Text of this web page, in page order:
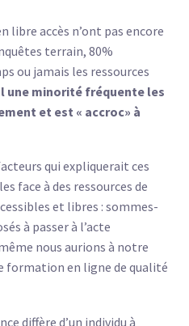
libre accès n’ont pas encore
terrain, 80%
ou jamais les ressources
une minorité fréquente les
et est « accroc» à
qui expliquerait ces
face à des ressources de
et libres : sommes-
à passer à l’acte
nous aurions à notre
formation en ligne de qualité
diffère d’un individu à